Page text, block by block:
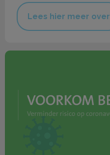
Lees hier meer over
Corona update juni 2021